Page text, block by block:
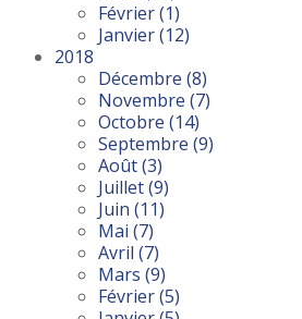
Février(1)
Janvier(12)
2018
Décembre (8)
Novembre (7)
Octobre (14)
Septembre (9)
Août(3)
Juillet(9)
Juin (11)
Mai (7)
Avril (7)
Mars (9)
Février(5)